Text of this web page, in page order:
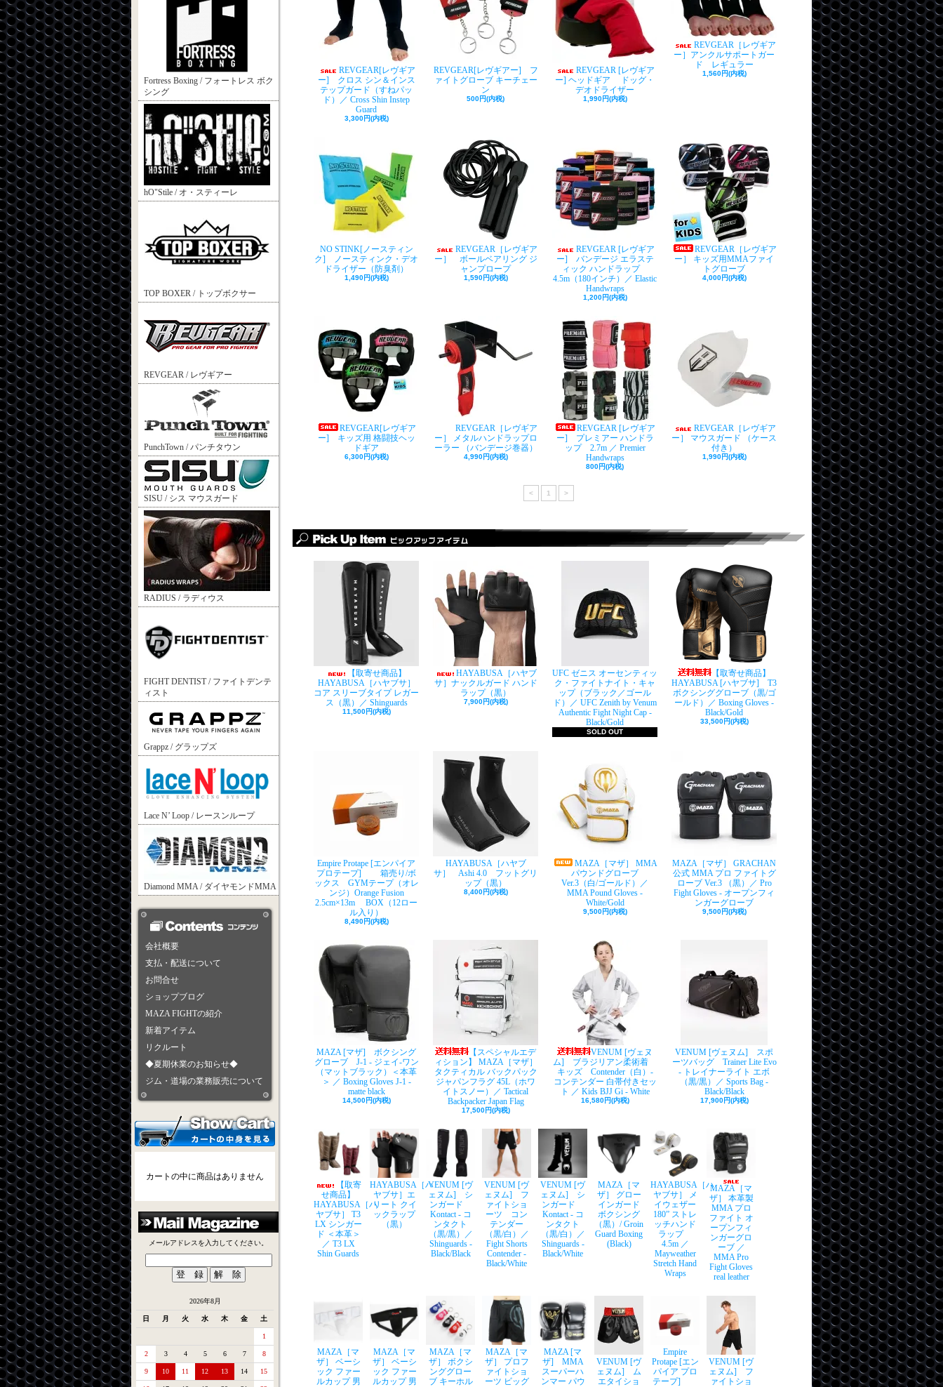
Fortress Boxing / フォートレス ボク
シング
hO"Stile / オ・スティーレ
TOP BOXER / トップボクサー
REVGEAR / レヴギアー
PunchTown / パンチタウン
SISU / シス マウスガード
RADIUS / ラディウス
FIGHT DENTIST / ファイトデンテ
ィスト
Grappz / グラップズ
Lace N’ Loop / レースンループ
Diamond MMA / ダイヤモンドMMA
会社概要
支払・配送について
お問合せ
ショップブログ
MAZA FIGHTの紹介
新着アイテム
リクルート
◆夏期休業のお知らせ◆
ジム・道場の業務販売について
カートの中に商品はありません
メールアドレスを入力してください。
2026年8月
日 月 火 水 木 金 土
1
2 3 4 5 6 7 8
9 10 11 12 13 14 15
REVGEAR[レヴギア
ー] クロス シン＆インス
テップガード（すねパッ
ド）／ Cross Shin Instep
Guard
3,300円(内税)
REVGEAR[レヴギアー] フ
ァイトグローブ キーチェー
ン
500円(内税)
REVGEAR [レヴギア
ー] ヘッドギア ドッグ・
デオドライザー
1,990円(内税)
REVGEAR［レヴギア
ー］アンクルサポートガー
ド レギュラー
1,560円(内税)
NO STINK[ノースティン
ク] ノースティンク・デオ
ドライザー（防臭剤）
1,490円(内税)
REVGEAR［レヴギア
ー］ ボールベアリング ジ
ャンプロープ
1,590円(内税)
REVGEAR [レヴギア
ー] バンデージ エラステ
ィック ハンドラップ
4.5m（180インチ）／ Elastic
Handwraps
1,200円(内税)
REVGEAR［レヴギア
ー］ キッズ用MMAファイ
トグローブ
4,000円(内税)
REVGEAR[レヴギア
ー] キッズ用 格闘技ヘッ
ドギア
6,300円(内税)
REVGEAR［レヴギア
ー］ メタルハンドラップロ
ーラー （バンデージ巻器）
4,990円(内税)
REVGEAR [レヴギア
ー] プレミアー ハンドラ
ップ 2.7m ／ Premier
Handwraps
800円(内税)
REVGEAR［レヴギア
ー］ マウスガード （ケース
付き）
1,990円(内税)
< 1 >
【取寄せ商品】
HAYABUSA［ハヤブサ］
コア スリーブタイプ レガー
ス（黒）／ Shinguards
11,500円(内税)
HAYABUSA［ハヤブ
サ］ナックルガード ハンド
ラップ（黒）
7,900円(内税)
UFC ゼニス オーセンティッ
ク・ファイトナイト・キャ
ップ（ブラック／ゴール
ド）／ UFC Zenith by Venum
Authentic Fight Night Cap -
Black/Gold
SOLD OUT
【取寄せ商品】
HAYABUSA [ハヤブサ] T3
ボクシンググローブ（黒/ゴ
ールド）／ Boxing Gloves -
Black/Gold
33,500円(内税)
Empire Protape [エンパイア
プロテープ] 箱売り/ボ
ックス GYMテープ（オレ
ンジ）Orange Fusion
2.5cm×13m BOX（12ロー
ル入り）
8,490円(内税)
HAYABUSA［ハヤブ
サ］ Ashi 4.0 フットグリ
ップ（黒）
8,400円(内税)
MAZA［マザ］ MMA
パウンドグローブ
Ver.3（白/ゴールド）／
MMA Pound Gloves -
White/Gold
9,500円(内税)
MAZA［マザ］ GRACHAN
公式 MMA プロ ファイトグ
ローブ Ver.3 （黒）／ Pro
Fight Gloves - オープンフィ
ンガーグローブ
9,500円(内税)
MAZA [マザ] ボクシング
グローブ J-1 - ジェイ-ワン
（マットブラック）＜本革
＞ ／ Boxing Gloves J-1 -
matte black
14,500円(内税)
【スペシャルエデ
ィション】 MAZA［マザ］
タクティカル バックパック
ジャパンフラグ 45L（ホワ
イトスノー）／ Tactical
Backpacker Japan Flag
17,500円(内税)
VENUM [ヴェヌ
ム] ブラジリアン柔術着
キッズ Contender（白）-
コンテンダー 白帯付きセッ
ト ／ Kids BJJ Gi - White
16,580円(内税)
VENUM [ヴェヌム] スポ
ーツバッグ Trainer Lite Evo
- トレイナーライト エボ
（黒/黒）／ Sports Bag -
Black/Black
17,900円(内税)
【取寄
せ商品】
HAYABUSA［ハ
ヤブサ］ T3
LX シンガー
ド ＜本革＞
／ T3 LX
Shin Guards
HAYABUSA［ハ
ヤブサ］エ
リート クイ
ックラップ
（黒）
VENUM [ヴ
ェヌム] シ
ンガード
Kontact - コ
ンタクト
（黒/黒）／
Shinguards -
Black/Black
VENUM [ヴ
ェヌム] フ
ァイトショ
ーツ コン
テンダー
（黒/白）／
Fight Shorts
Contender -
Black/White
VENUM [ヴ
ェヌム] シ
ンガード
Kontact - コ
ンタクト
（黒/白）／
Shinguards -
Black/White
MAZA［マ
ザ］ グロー
インガード
ボクシング
（黒）/ Groin
Guard Boxing
(Black)
HAYABUSA［ハ
ヤブサ］ メ
イウェザー
180” ストレ
ッチハンド
ラップ
4.5m ／
Mayweather
Stretch Hand
Wraps
MAZA［マ
ザ］ 本革製
MMA プロ
ファイト オ
ープンフィ
ンガーグロ
ーブ ／
MMA Pro
Fight Gloves
real leather
MAZA［マ
ザ］ ベーシ
ック ファー
ルカップ 男
MAZA［マ
ザ］ ベーシ
ック ファー
ルカップ 男
MAZA［マ
ザ］ ボクシ
ンググロー
ブ キーホル
MAZA［マ
ザ］ プロフ
ァイトショ
ーツ ビッグ
MAZA [マ
ザ] MMA
スーパーハ
ンマー パウ
VENUM [ヴ
ェヌム] ム
エタイショ
Empire
Protape [エン
パイア プロ
テープ]
VENUM [ヴ
ェヌム] フ
ァイトショ